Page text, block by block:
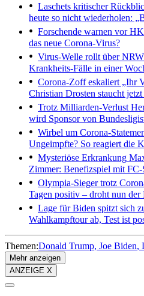
Laschets kritischer
heute so nicht wiederholen:
Forschende warnen vor
das neue Corona-Virus?
Virus-Welle rollt über
Krankheits-Fälle in einer
Corona-Zoff eskaliert „Ihr
Christian Drosten staucht
Trotz Milliarden-Verlust
wird Sponsor von
Wirbel um Corona-
Ungeimpfte? So reagiert die
Mysteriöse Erkrankung
Zimmer: Benefizspiel mit FC-
Olympia-Sieger trotz
Tagen positiv – droht nun der
Lage für Biden spitzt sich
Wahlkampftour ab, Test ist
Themen:Donald Trump Joe Biden
Mehr anzeigen
ANZEIGE X